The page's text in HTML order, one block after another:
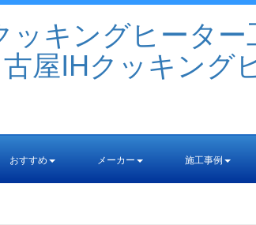
おすすめ メーカー 施工事例